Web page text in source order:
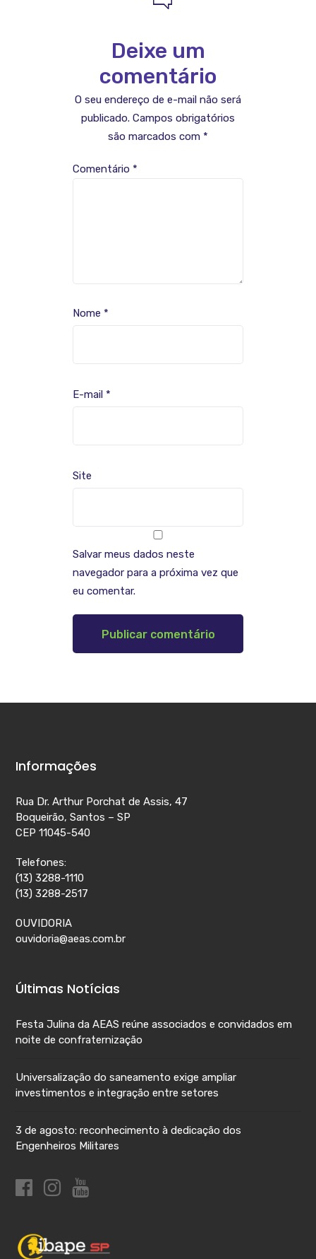
Deixe um
comentário
O seu endereço de e-mail não será
publicado. Campos obrigatórios
são marcados com *
Comentário *
Nome *
E-mail *
Site
Salvar meus dados neste
navegador para a próxima vez que
eu comentar.
Informações
Rua Dr. Arthur Porchat de Assis, 47
Boqueirão, Santos – SP
CEP 11045-540
Telefones:
(13) 3288-1110
(13) 3288-2517
OUVIDORIA
ouvidoria@aeas.com.br
Últimas Notícias
Festa Julina da AEAS reúne associados e convidados em
noite de confraternização
Universalização do saneamento exige ampliar
investimentos e integração entre setores
3 de agosto: reconhecimento à dedicação dos
Engenheiros Militares